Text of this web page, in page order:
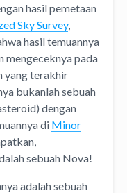
hasil pemetaan
Sky Survey,
hasil temuannya
mengeceknya pada
yang terakhir
bukanlah sebuah
dengan
di Minor
sebuah Nova!
adalah sebuah